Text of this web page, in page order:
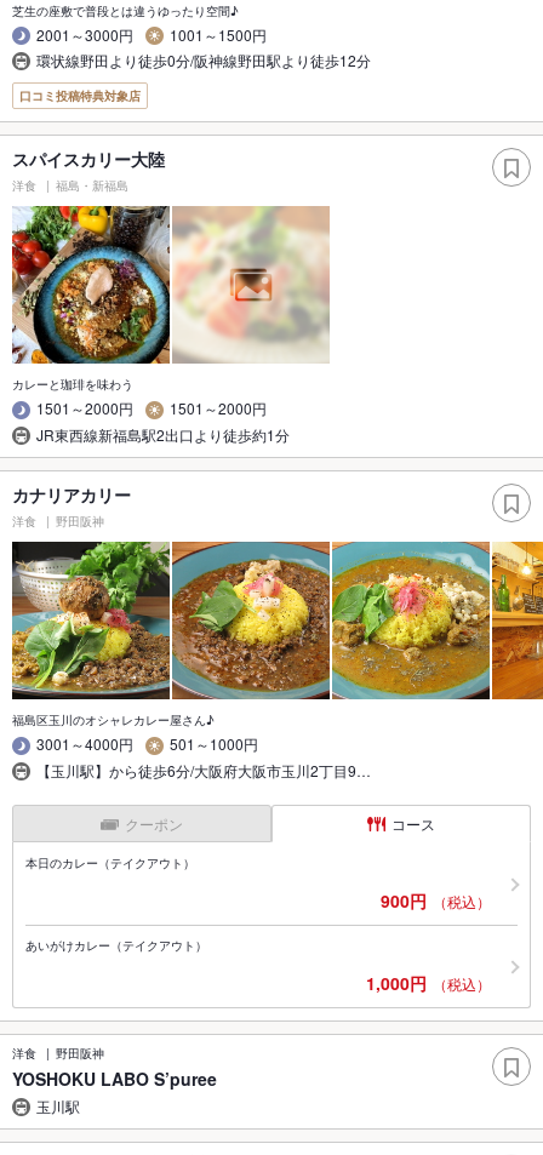
芝生の座敷で普段とは違うゆったり空間♪
2001～3000円
1001～1500円
環状線野田より徒歩0分/阪神線野田駅より徒歩12分
口コミ投稿特典対象店
スパイスカリー大陸
洋食 福島・新福島
カレーと珈琲を味わう
1501～2000円
1501～2000円
JR東西線新福島駅2出口より徒歩約1分
カナリアカリー
洋食 野田阪神
福島区玉川のオシャレカレー屋さん♪
3001～4000円
501～1000円
【玉川駅】から徒歩6分/大阪府大阪市玉川2丁目9…
クーポン コース
本日のカレー（テイクアウト）
900円 （税込）
あいがけカレー（テイクアウト）
1,000円 （税込）
洋食 野田阪神
YOSHOKU LABO S’puree
玉川駅